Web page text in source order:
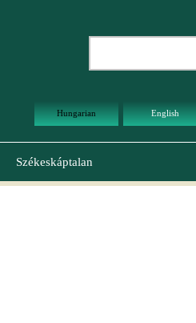
Hungarian English
Székeskáptalan